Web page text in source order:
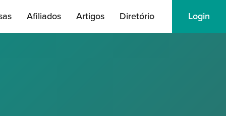
Afiliados Artigos Diretório Login